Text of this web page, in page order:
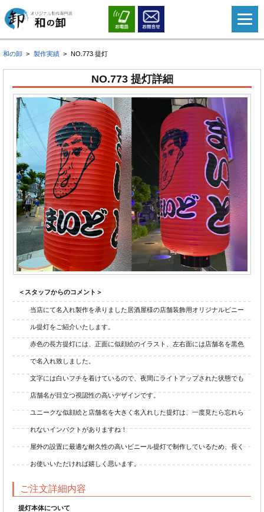
和の卸 製作実績 NO.773 提灯
NO.773 提灯詳細
＜スタッフからのコメント＞
当店にて名入れ製作を承りました居酒屋様の店舗装飾用オリジナルビニー
ル提灯をご紹介いたします。
赤色の長方提灯には、正面に似顔絵のイラスト、左右面には店舗名を黒色
で名入れ致しました。
文字には白いフチを着けているので、夜間にライトアップされた状態でも
店舗名が目立つ視認性の高いデザインです。
ユニークな似顔絵と店舗名を大きく名入れした提灯は、一度見たら忘れら
れないインパクトがありますね！
屋外の設置に最適な耐久性の高いビニール提灯で制作しているため、長く
お使いいただければ嬉しく思います。
ご注文詳細内容
提灯本体について